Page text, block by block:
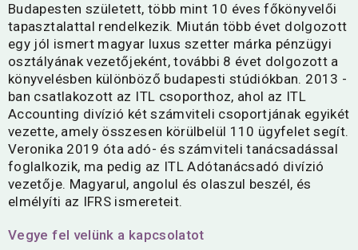
Budapesten született, több mint 10 éves főkönyvelői
tapasztalattal rendelkezik. Miután több évet dolgozott
egy jól ismert magyar luxus szetter márka pénzügyi
osztályának vezetőjeként, további 8 évet dolgozott a
könyvelésben különböző budapesti stúdiókban. 2013 -
ban csatlakozott az ITL csoporthoz, ahol az ITL
Accounting divízió két számviteli csoportjának egyikét
vezette, amely összesen körülbelül 110 ügyfelet segít.
Veronika 2019 óta adó- és számviteli tanácsadással
foglalkozik, ma pedig az ITL Adótanácsadó divízió
vezetője. Magyarul, angolul és olaszul beszél, és
elmélyíti az IFRS ismereteit.
Vegye fel velünk a kapcsolatot